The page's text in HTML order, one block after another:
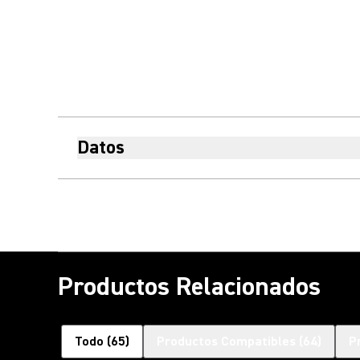
Datos
Productos Relacionados
Todo (65)